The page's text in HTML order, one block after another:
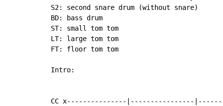
S2: second snare drum (without snare)
BD: bass drum
ST: small tom tom
LT: large tom tom
FT: floor tom tom
Intro:
CC x---------------|----------------